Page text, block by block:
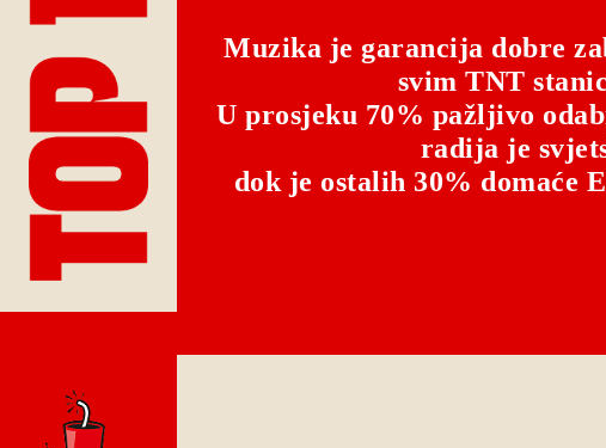
Muzika je garancija dobre
svim TNT
U prosjeku 70% pažljivo
radija je
dok je ostalih 30% domaće